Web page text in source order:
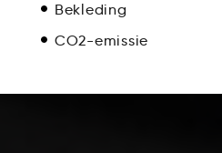
Bekleding
CO2-emissie